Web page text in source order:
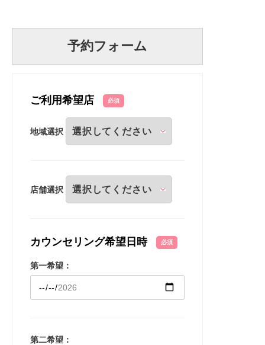
予約フォーム
ご利用希望店 必須
地域選択
店舗選択
カウンセリング希望日時 必須
第一希望：
第二希望：